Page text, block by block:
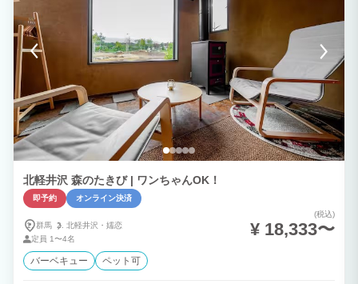
北軽井沢 森のたきび | ワンちゃんOK！
即予約 オンライン決済
群馬 北軽井沢・ 嬬恋
定員 1〜4名
(税込)
¥ 18,333〜
バーベキュー ペット可